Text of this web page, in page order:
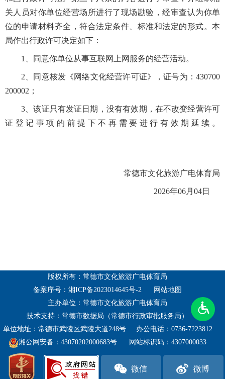
关人员对你单位经营场所进行了现场勘验，经审查认为你单
位的申请材料齐全，符合法定条件、标准和法定的形式。本
局作出行政许可决定如下：
1、同意你单位从事互联网上网服务的经营活动。
2、同意核发《网络文化经营许可证》，证号为：430700
200002；
3、该证只有发证日期，没有有效期，在不改变经营许可
证登记事项的前提下不再需要进行有效期延续。
常德市文化旅游广电体育局
2026年06月04日
版权所有：常德市文化旅游广电体育局
备案序号：湘ICP备2023014645号-2
网站地图
主办单位：常德市文化旅游广电体育局
技术支持：常德市数据局（常德市行政审批服务局）
单位地址：常德市武陵区武陵大道248号
办公电话：0736-7223812
湘公网安备：43070202000683号
网站标识码：4307000033
微信 微博